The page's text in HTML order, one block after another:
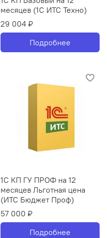
месяцев (1С ИТС Техно)
29 004 ₽
Подробнее
1С КП ГУ ПРОФ на 12
месяцев Льготная цена
(ИТС Бюджет Проф)
57 000 ₽
Подробнее